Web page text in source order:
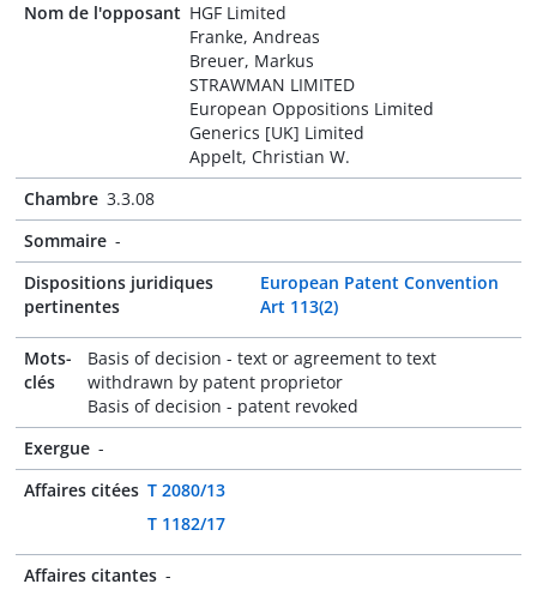
Nom de l'opposant HGF Limited
Franke, Andreas
Breuer, Markus
STRAWMAN LIMITED
European Oppositions Limited
Generics [UK] Limited
Appelt, Christian W.
Chambre 3.3.08
Sommaire -
Dispositions juridiques
pertinentes
European Patent Convention
Art 113(2)
Mots-
clés
Basis of decision - text or agreement to text
withdrawn by patent proprietor
Basis of decision - patent revoked
Exergue -
Affaires citées T 2080/13
T 1182/17
Affaires citantes -